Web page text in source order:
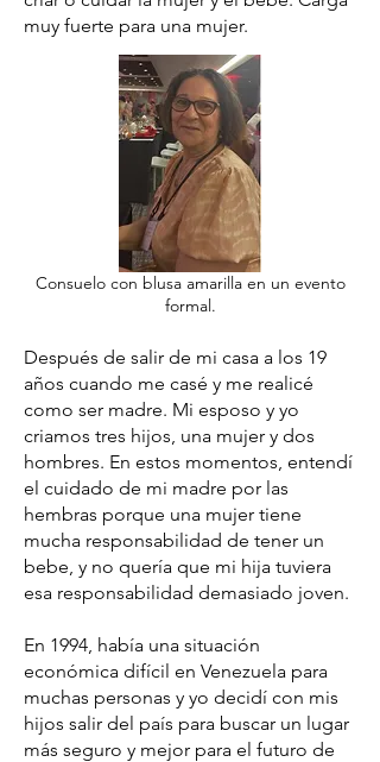
muy fuerte para una mujer.
Consuelo con blusa amarilla en un evento
formal.
Después de salir de mi casa a los 19
años cuando me casé y me realicé
como ser madre. Mi esposo y yo
criamos tres hijos, una mujer y dos
hombres. En estos momentos, entendí
el cuidado de mi madre por las
hembras porque una mujer tiene
mucha responsabilidad de tener un
bebe, y no quería que mi hija tuviera
esa responsabilidad demasiado joven.
En 1994, había una situación
económica difícil en Venezuela para
muchas personas y yo decidí con mis
hijos salir del país para buscar un lugar
más seguro y mejor para el futuro de